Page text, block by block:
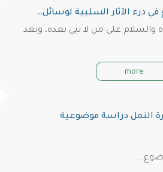
في درء الآثار السلبية لوسائل…
والسلام على من لا نبي بعده، وبعد
more
النمل دراسة موضوعية